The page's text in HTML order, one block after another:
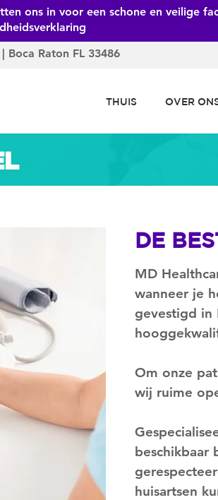
ons in voor een schone en veilige
Boca Raton FL 33486
THUIS OVER
DE
MD
wanneer je
gevestigd in
Om onze
wij ruime
beschikbaar
huisartsen